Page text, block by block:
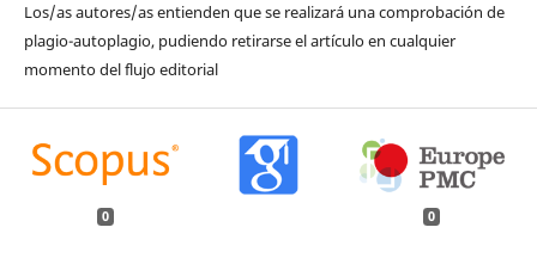
Los/as autores/as entienden que se realizará una comprobación de
plagio-autoplagio, pudiendo retirarse el artículo en cualquier
momento del flujo editorial
0 0